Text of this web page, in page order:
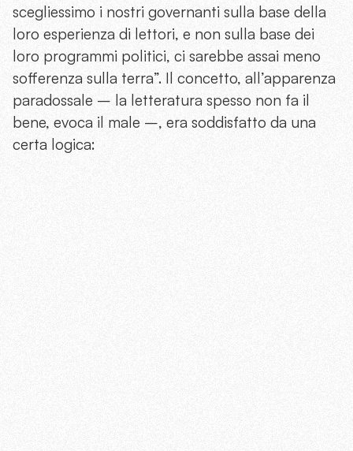
scegliessimo i nostri governanti sulla base della
loro esperienza di lettori, e non sulla base dei
loro programmi politici, ci sarebbe assai meno
sofferenza sulla terra”. Il concetto, all’apparenza
paradossale – la letteratura spesso non fa il
bene, evoca il male –, era soddisfatto da una
certa logica: